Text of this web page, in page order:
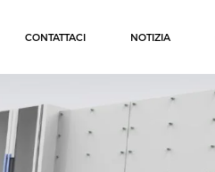
CONTATTACI NOTIZIA